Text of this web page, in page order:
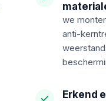
we
anti-
Erkend